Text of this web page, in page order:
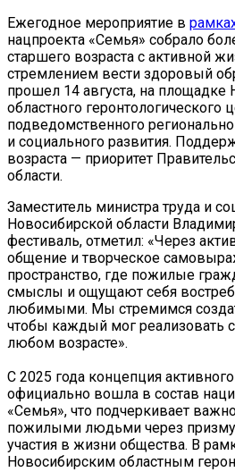
Ежегодное мероприятие в
нацпроекта «Семья» собрало
старшего возраста с активной
стремлением вести здоровый
прошел 14 августа, на площадке
областного геронтологического
подведомственного
и социального развития.
возраста — приоритет
области.
Заместитель министра труда и
Новосибирской области
фестиваль, отметил: «Через
общение и творческое
пространство, где пожилые
смыслы и ощущают себя
любимыми. Мы стремимся
чтобы каждый мог реализовать
любом возрасте».
С 2025 года концепция
официально вошла в состав
«Семья», что подчеркивает
пожилыми людьми через призму
участия в жизни общества. В
Новосибирским областным